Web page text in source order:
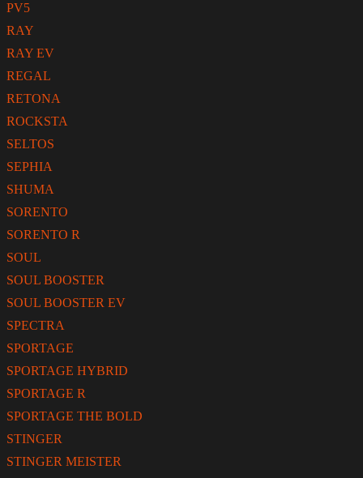
PV5
RAY
RAY EV
REGAL
RETONA
ROCKSTA
SELTOS
SEPHIA
SHUMA
SORENTO
SORENTO R
SOUL
SOUL BOOSTER
SOUL BOOSTER EV
SPECTRA
SPORTAGE
SPORTAGE HYBRID
SPORTAGE R
SPORTAGE THE BOLD
STINGER
STINGER MEISTER